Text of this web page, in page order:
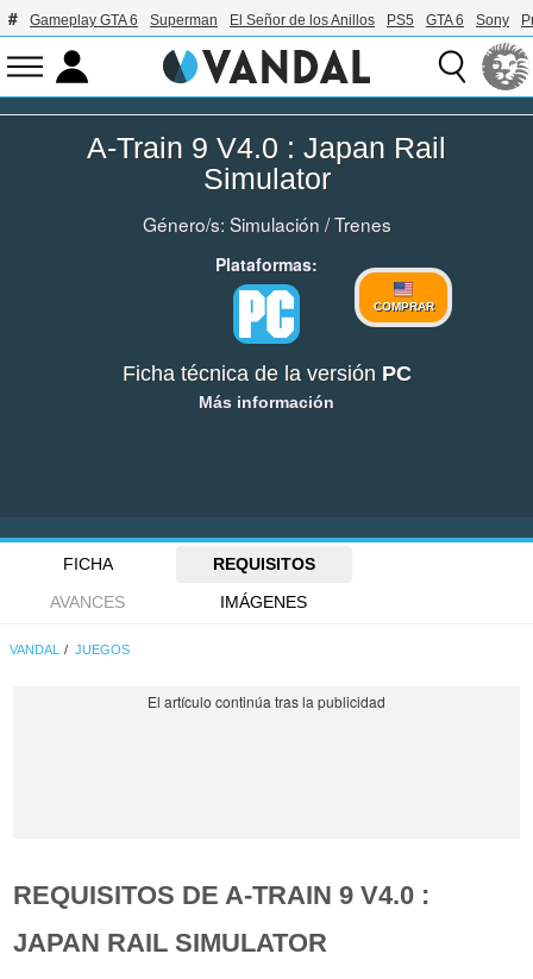
Gameplay GTA 6 Superman El Señor de los Anillos PS5 GTA 6 Sony
A-Train 9 V4.0 : Japan Rail
Simulator
Género/s: Simulación /Trenes
Plataformas:
COMPRAR
Ficha técnica de la versión PC
Más información
FICHA
REQUISITOS
AVANCES
IMÁGENES
VANDAL JUEGOS
REQUISITOS DE A-TRAIN 9 V4.0 :
JAPAN RAIL SIMULATOR